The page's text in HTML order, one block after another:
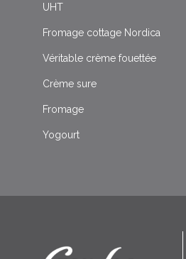
UHT
Fromage cottage Nordica
Véritable crème fouettée
Crème sure
Fromage
Yogourt